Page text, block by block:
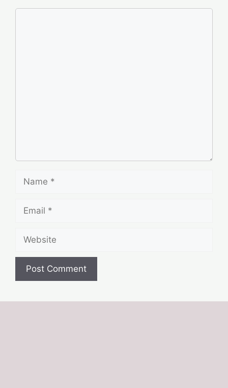
Name
Email
Website